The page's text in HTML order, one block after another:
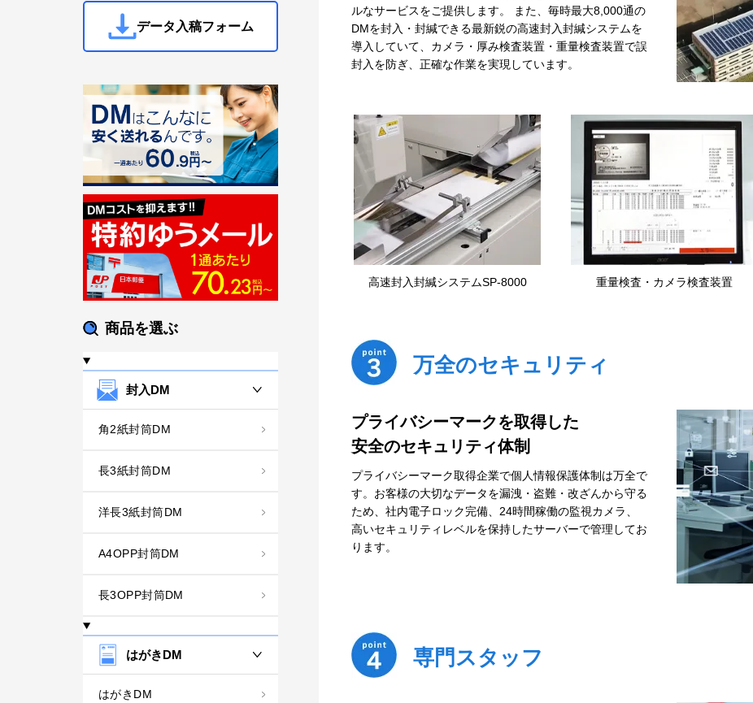
データ入稿フォーム
商品を選ぶ
封入DM
角2紙封筒DM
長3紙封筒DM
洋長3紙封筒DM
A4OPP封筒DM
長3OPP封筒DM
はがきDM
はがきDM
ルなサービスをご提供します。 また、毎時最大8,000通の
DMを封入・封緘できる最新鋭の高速封入封緘システムを
導入していて、カメラ・厚み検査装置・重量検査装置で誤
封入を防ぎ、正確な作業を実現しています。
高速封入封緘システムSP-8000 重量検査・カメラ検査装置
万全のセキュリティ
プライバシーマークを取得した
安全のセキュリティ体制
プライバシーマーク取得企業で個人情報保護体制は万全で
す。お客様の大切なデータを漏洩・盗難・改ざんから守る
ため、社内電子ロック完備、24時間稼働の監視カメラ、
高いセキュリティレベルを保持したサーバーで管理してお
ります。
専門スタッフ